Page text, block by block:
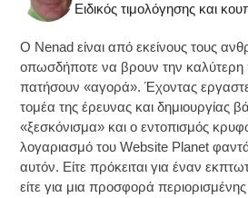
Ειδικός τιμολόγησης και
Ο Nenad είναι από εκείνους τους
οπωσδήποτε να βρουν την
πατήσουν «αγορά». Έχοντας
τομέα της έρευνας και δημιουργίας
«ξεσκόνισμα» και ο εντοπισμός
λογαριασμό του Website Planet
αυτόν. Είτε πρόκειται για έναν
είτε για μια προσφορά περιορισμένης